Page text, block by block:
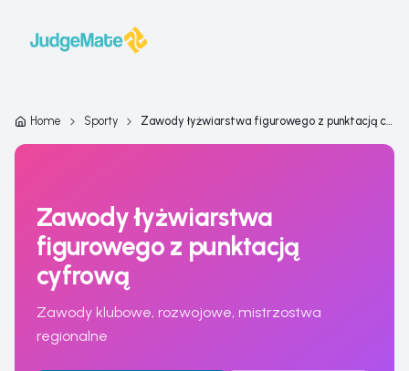
Home Sporty Zawody łyżwiarstwa figurowego z punktacją cyfrową
Zawody łyżwiarstwa
figurowego z punktacją
cyfrową
Zawody klubowe, rozwojowe, mistrzostwa
regionalne